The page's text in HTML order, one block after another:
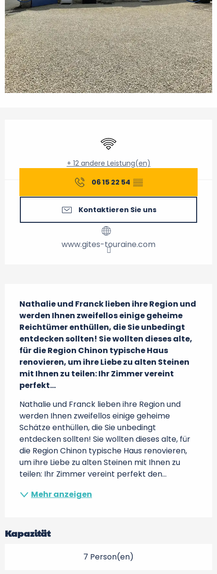
Wi-Fi
+ 12 andere Leistung(en)
06 15 22 54 ▒▒
Kontaktieren Sie uns
www.gites-touraine.com
Nathalie und Franck lieben ihre Region und
werden Ihnen zweifellos einige geheime
Reichtümer enthüllen, die Sie unbedingt
entdecken sollten! Sie wollten dieses alte,
für die Region Chinon typische Haus
renovieren, um ihre Liebe zu alten Steinen
mit Ihnen zu teilen: Ihr Zimmer vereint
perfekt...
Nathalie und Franck lieben ihre Region und
werden Ihnen zweifellos einige geheime
Schätze enthüllen, die Sie unbedingt
entdecken sollten! Sie wollten dieses alte, für
die Region Chinon typische Haus renovieren,
um ihre Liebe zu alten Steinen mit Ihnen zu
teilen: Ihr Zimmer vereint perfekt den...
Mehr anzeigen
Kapazität
7 Person(en)